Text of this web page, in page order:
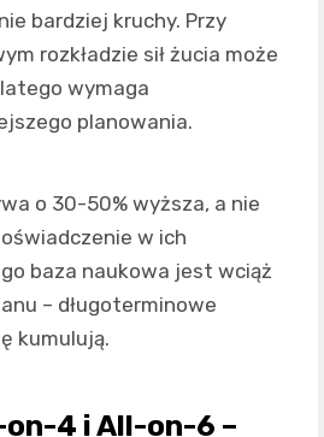
bardziej kruchy. Przy
rozkładzie sił żucia może
wymaga
planowania.
o 30-50% wyższa, a nie
w ich
baza naukowa jest wciąż
– długoterminowe
kumulują.
4 i All-on-6 –